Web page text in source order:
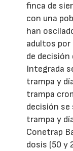
finca de
con una
han
adultos por
de decisión
Integrada
trampa y
trampa
decisión se
trampa y
Conetrap
dosis (50 y